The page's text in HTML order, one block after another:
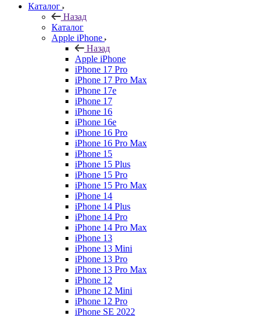
Каталог
Назад
Каталог
Apple iPhone
Назад
Apple iPhone
iPhone 17 Pro
iPhone 17 Pro Max
iPhone 17e
iPhone 17
iPhone 16
iPhone 16e
iPhone 16 Pro
iPhone 16 Pro Max
iPhone 15
iPhone 15 Plus
iPhone 15 Pro
iPhone 15 Pro Max
iPhone 14
iPhone 14 Plus
iPhone 14 Pro
iPhone 14 Pro Max
iPhone 13
iPhone 13 Mini
iPhone 13 Pro
iPhone 13 Pro Max
iPhone 12
iPhone 12 Mini
iPhone 12 Pro
iPhone SE 2022